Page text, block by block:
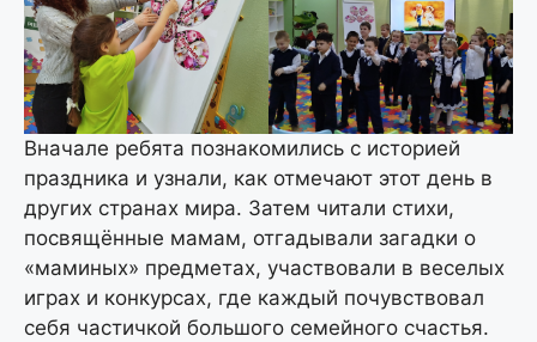
Вначале ребята познакомились с историей
праздника и узнали, как отмечают этот день в
других странах мира. Затем читали стихи,
посвящённые мамам, отгадывали загадки о
«маминых» предметах, участвовали в веселых
играх и конкурсах, где каждый почувствовал
себя частичкой большого семейного счастья.